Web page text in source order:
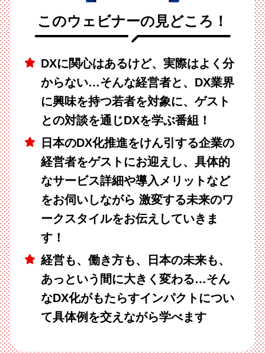
このウェビナーの見どころ！
DXに関心はあるけど、実際はよく分
からない…そんな経営者と、DX業界
に興味を持つ若者を対象に、ゲスト
との対談を通じDXを学ぶ番組！
日本のDX化推進をけん引する企業の
経営者をゲストにお迎えし、具体的
なサービス詳細や導入メリットなど
をお伺いしながら 激変する未来のワ
ークスタイルをお伝えしていきま
す！
経営も、働き方も、日本の未来も、
あっという間に大きく変わる…そん
なDX化がもたらすインパクトについ
て具体例を交えながら学べます